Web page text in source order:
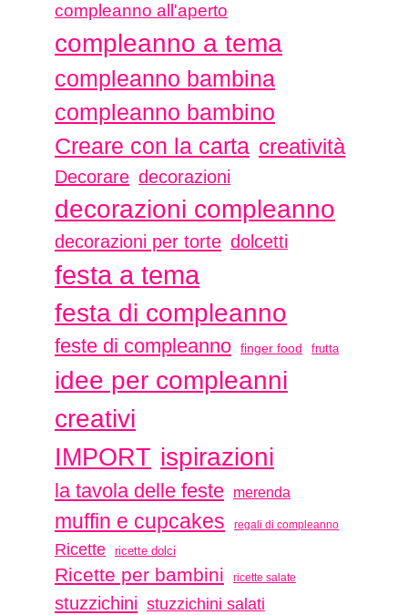
compleanno all'aperto
compleanno a tema
compleanno bambina
compleanno bambino
Creare con la carta creatività
Decorare decorazioni
decorazioni compleanno
decorazioni per torte dolcetti
festa a tema
festa di compleanno
feste di compleanno finger food frutta
idee per compleanni
creativi
IMPORT ispirazioni
la tavola delle feste merenda
muffin e cupcakes regali di compleanno
Ricette ricette dolci
Ricette per bambini ricette salate
stuzzichini stuzzichini salati